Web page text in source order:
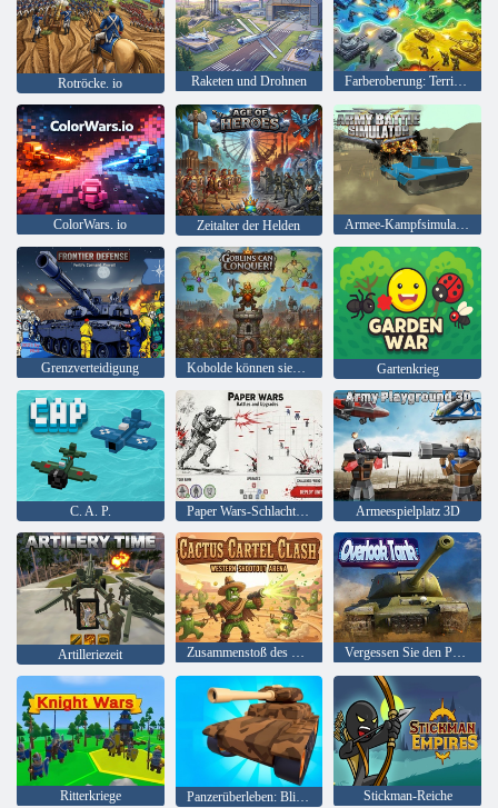
Rotröcke. io Raketen und Drohnen Farberoberung: Territorialkrieg
ColorWars. io Zeitalter der Helden Armee-Kampfsimulator
Grenzverteidigung Kobolde können siegen! Gartenkrieg
C. A. P. Paper Wars-Schlachten und Upgrades Armeespielplatz 3D
Artilleriezeit Zusammenstoß des Kaktuskartells Vergessen Sie den Panzerkrieg
Ritterkriege Panzerüberleben: Blitzkrieg Stickman-Reiche